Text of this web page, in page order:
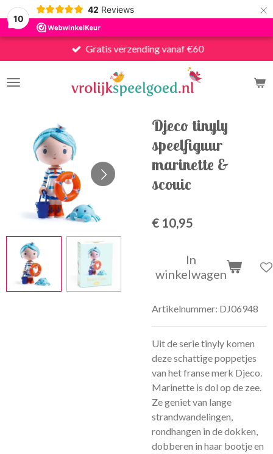
10
42 Reviews ×
Gratis verzending vanaf €60
Djeco tinyly
speelfiguur
marinette &
scouic
€ 10,95
In
winkelwagen
Artikelnummer: DJ06948
Uit de serie tinyly komen
deze schattige poppetjes
van het franse merk Djeco.
Marinette is dol op de zee.
Ze geniet van lange
strandwandelingen,
rondhangen in de dokken,
dobberen in haar bootje en